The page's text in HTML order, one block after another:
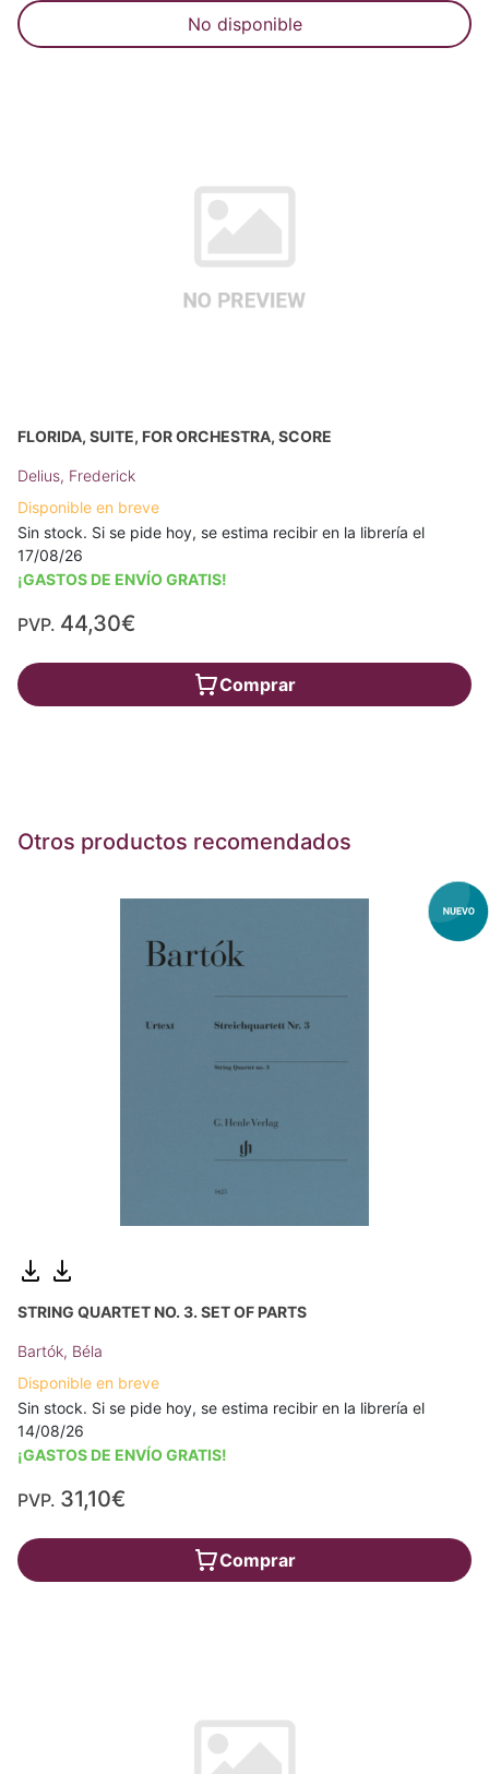
No disponible
FLORIDA, SUITE, FOR ORCHESTRA, SCORE
Delius, Frederick
Disponible en breve
Sin stock. Si se pide hoy, se estima recibir en la librería el
17/08/26
¡GASTOS DE ENVÍO GRATIS!
PVP. 44,30€
Comprar
Otros productos recomendados
STRING QUARTET NO. 3. SET OF PARTS
Bartók, Béla
Disponible en breve
Sin stock. Si se pide hoy, se estima recibir en la librería el
14/08/26
¡GASTOS DE ENVÍO GRATIS!
PVP. 31,10€
Comprar